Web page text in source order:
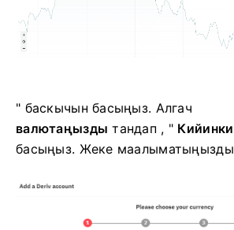
" баскычын басыңыз. Алгач
валютаңызды тандап , " Кийинки
басыңыз. Жеке маалыматыңызды